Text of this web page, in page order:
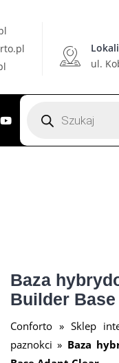
ul.
produktów
Baza
Builder
Conforto » Sklep
paznokci » Baza